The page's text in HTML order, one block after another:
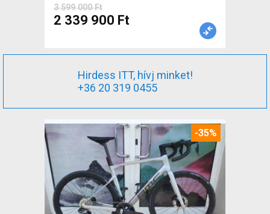
3 599 000 Ft
2 339 900 Ft
Hirdess ITT, hívj minket!
+36 20 319 0455
-35%